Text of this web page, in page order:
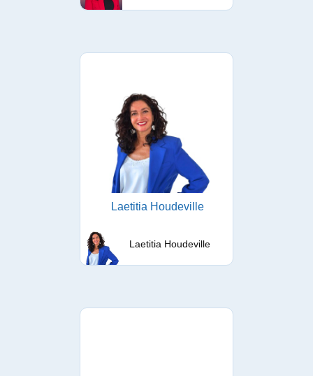
Laetitia Houdeville
Laetitia Houdeville